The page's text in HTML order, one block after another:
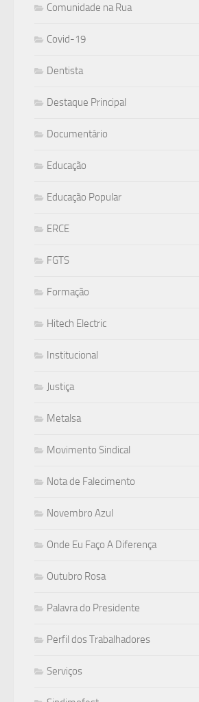
Comunidade na Rua
Covid-19
Dentista
Destaque Principal
Documentário
Educação
Educação Popular
ERCE
FGTS
Formação
Hitech Electric
Institucional
Justiça
Metalsa
Movimento Sindical
Nota de Falecimento
Novembro Azul
Onde Eu Faço A Diferença
Outubro Rosa
Palavra do Presidente
Perfil dos Trabalhadores
Serviços